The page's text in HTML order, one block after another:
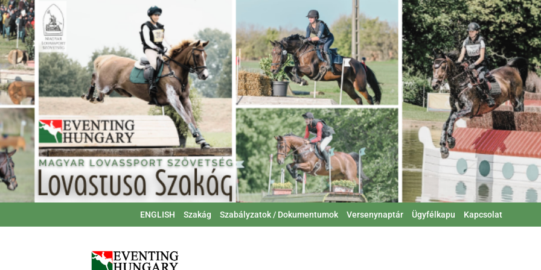
ENGLISH Szakág Szabályzatok / Dokumentumok Versenynaptár Ügyfélkapu Kapcsolat